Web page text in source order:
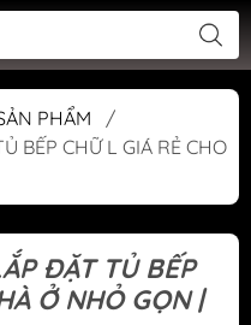
PHẨM
/
BẾP CHỮ L GIÁ RẺ CHO
ĐẶT TỦ BẾP
Ở NHỎ GỌN |